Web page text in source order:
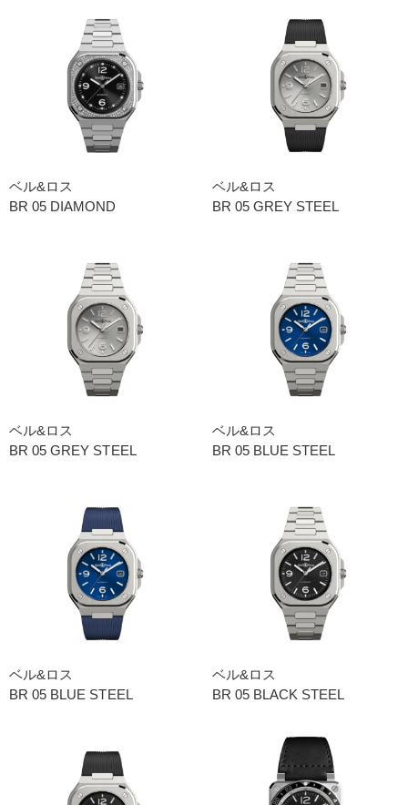
ベル&ロス
BR 05 DIAMOND
ベル&ロス
BR 05 GREY STEEL
ベル&ロス
BR 05 GREY STEEL
ベル&ロス
BR 05 BLUE STEEL
ベル&ロス
BR 05 BLUE STEEL
ベル&ロス
BR 05 BLACK STEEL